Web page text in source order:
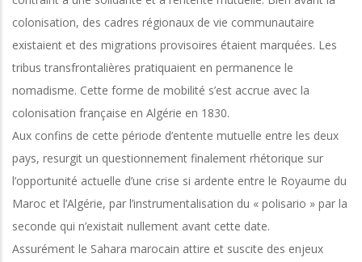
colonisation, des cadres régionaux de vie communautaire
existaient et des migrations provisoires étaient marquées. Les
tribus transfrontalières pratiquaient en permanence le
nomadisme. Cette forme de mobilité s’est accrue avec la
colonisation française en Algérie en 1830.
Aux confins de cette période d’entente mutuelle entre les deux
pays, resurgit un questionnement finalement rhétorique sur
l’opportunité actuelle d’une crise si ardente entre le Royaume du
Maroc et l’Algérie, par l’instrumentalisation du « polisario » par la
seconde qui n’existait nullement avant cette date.
Assurément le Sahara marocain attire et suscite des enjeux